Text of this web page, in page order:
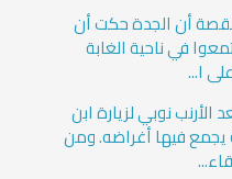
أن الجدة حكت أن
في ناحية الغابة
ا...
نوبي لزيارة ابن
يجمع فيها أغراضه. ومن